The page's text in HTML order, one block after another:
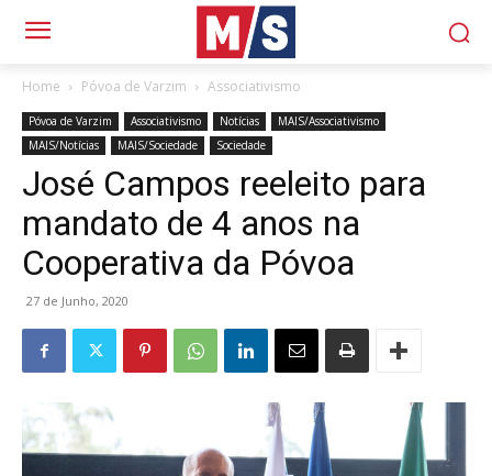
Home Póvoa de Varzim Associativismo
Póvoa de Varzim Associativismo Notícias
MAIS/Associativismo
MAIS/Notícias
MAIS/Sociedade Sociedade
José Campos reeleito para
mandato de 4 anos na
Cooperativa da Póvoa
27 de Junho, 2020